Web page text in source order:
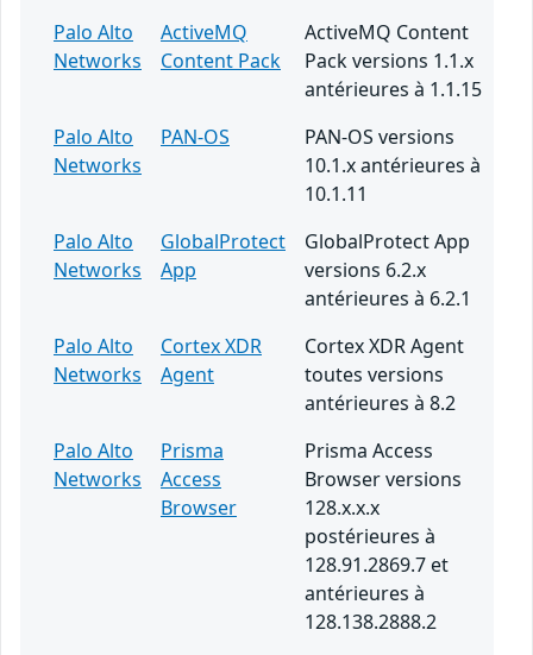
Palo Alto
Networks
ActiveMQ
Content Pack
ActiveMQ Content
Pack versions 1.1.x
antérieures à 1.1.15
Palo Alto
Networks
PAN-OS
PAN-OS versions
10.1.x antérieures à
10.1.11
Palo Alto
Networks
GlobalProtect
App
GlobalProtect App
versions 6.2.x
antérieures à 6.2.1
Palo Alto
Networks
Cortex XDR
Agent
Cortex XDR Agent
toutes versions
antérieures à 8.2
Palo Alto
Networks
Prisma
Access
Browser
Prisma Access
Browser versions
128.x.x.x
postérieures à
128.91.2869.7 et
antérieures à
128.138.2888.2